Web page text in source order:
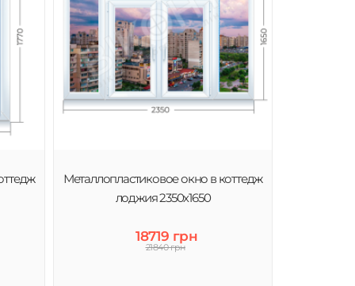
Металлопластиковое окно в коттедж
лоджия 2350х1650
18719 грн
21840 грн